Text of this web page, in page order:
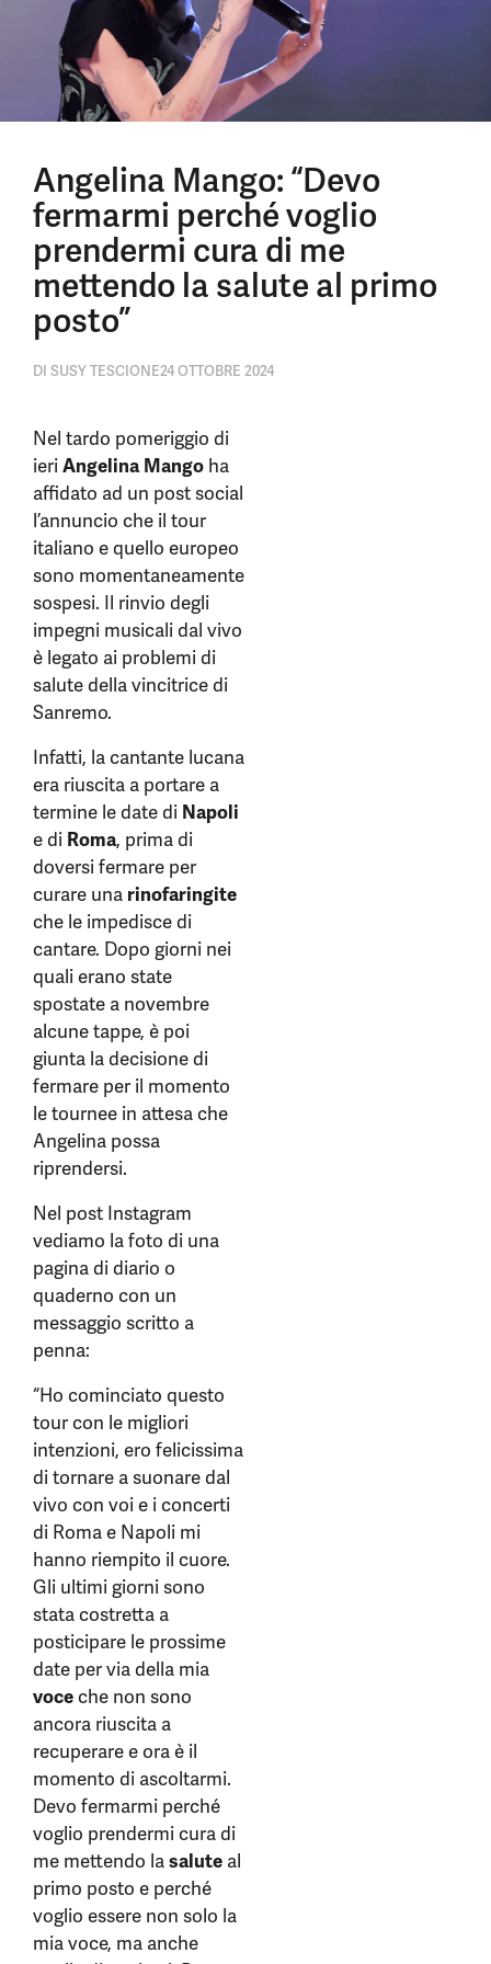
Angelina Mango: “Devo
fermarmi perché voglio
prendermi cura di me
mettendo la salute al primo
posto”
DI SUSY TESCIONE24 OTTOBRE 2024
Nel tardo pomeriggio di
ieriAngelina Mango ha
affidato ad un post social
l’annuncio che il tour
italiano e quello europeo
sono momentaneamente
sospesi. Il rinvio degli
impegni musicali dal vivo
è legato ai problemi di
salute della vincitrice di
Sanremo.
Infatti, la cantante lucana
era riuscita a portare a
termine le date di Napoli
e di Roma, prima di
doversi fermare per
curare una rinofaringite
che le impedisce di
cantare. Dopo giorni nei
quali erano state
spostate a novembre
alcune tappe, è poi
giunta la decisione di
fermare per il momento
le tournee in attesa che
Angelina possa
riprendersi.
Nel post Instagram
vediamo la foto di una
pagina di diario o
quaderno con un
messaggio scritto a
penna:
“Ho cominciato questo
tour con le migliori
intenzioni, ero felicissima
di tornare a suonare dal
vivo con voi e i concerti
di Roma e Napoli mi
hanno riempito il cuore.
Gli ultimi giorni sono
stata costretta a
posticipare le prossime
date per via della mia
voceche non sono
ancora riuscita a
recuperare e ora è il
momento di ascoltarmi.
Devo fermarmi perché
voglio prendermi cura di
me mettendo lasalute al
primo posto e perché
voglio essere non solo la
mia voce, ma anche